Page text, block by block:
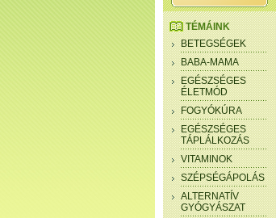
TÉMÁINK
BETEGSÉGEK
BABA-MAMA
EGÉSZSÉGES
ÉLETMÓD
FOGYÓKÚRA
EGÉSZSÉGES
TÁPLÁLKOZÁS
VITAMINOK
SZÉPSÉGÁPOLÁS
ALTERNATÍV
GYÓGYÁSZAT